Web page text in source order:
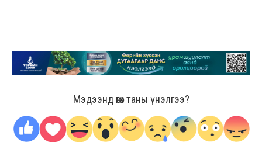
Мэдээнд өгөх таны үнэлгээ?